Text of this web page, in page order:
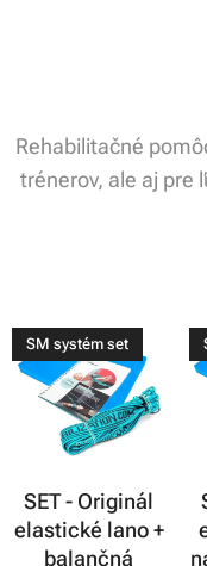
Rehabilitačné
trénerov, ale aj pre
SET - Originál
elastické lano +
balančná
SM systém set